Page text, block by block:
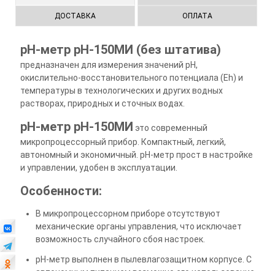
ДОСТАВКА ОПЛАТА
pН-метр pH-150МИ (без штатива)
предназначен для измерения значений pH,
окислительно-восстановительного потенциала (Eh) и
температуры в технологических и других водных
растворах, природных и сточных водах.
рН-метр pH-150МИ это современный
микропроцессорный прибор. Компактный, легкий,
автономный и экономичный. рН-метр прост в настройке
и управлении, удобен в эксплуатации.
Особенности:
В микропроцессорном приборе отсутствуют
механические органы управления, что исключает
возможность случайного сбоя настроек.
pH-метр выполнен в пылевлагозащитном корпусе. С